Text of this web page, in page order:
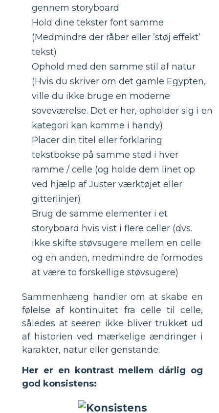
gennem storyboard
Hold dine tekster font samme
(Medmindre der råber eller ’støj effekt’
tekst)
Ophold med den samme stil af natur
(Hvis du skriver om det gamle Egypten,
ville du ikke bruge en moderne
soveværelse. Det er her, opholder sig i en
kategori kan komme i handy)
Placer din titel eller forklaring
tekstbokse på samme sted i hver
ramme / celle (og holde dem linet op
ved hjælp af Juster værktøjet eller
gitterlinjer)
Brug de samme elementer i et
storyboard hvis vist i flere celler (dvs.
ikke skifte støvsugere mellem en celle
og en anden, medmindre de formodes
at være to forskellige støvsugere)
Sammenhæng handler om at skabe en
følelse af kontinuitet fra celle til celle,
således at seeren ikke bliver trukket ud
af historien ved mærkelige ændringer i
karakter, natur eller genstande.
Her er en kontrast mellem dårlig og
god konsistens: